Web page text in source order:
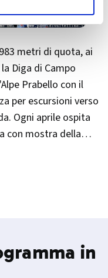
metri di quota, ai
Diga di Campo
Prabello con il
per escursioni verso
Ogni aprile ospita
con mostra della
in